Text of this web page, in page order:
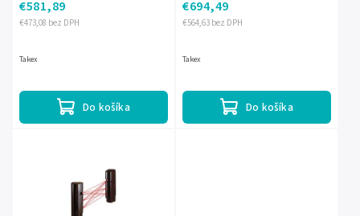
€473,08 bez DPH
€581,89
Do košíka
Takex
€564,63 bez DPH
€694,49
Do košíka
Takex